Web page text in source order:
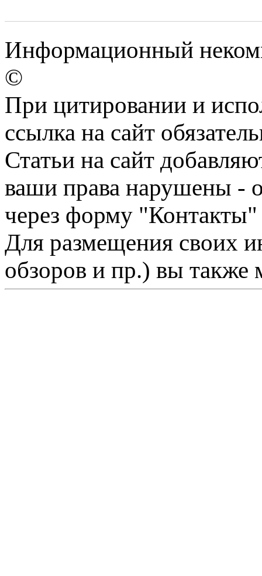
Информационный
©
При цитировании и
ссылка на сайт
Статьи на сайт
ваши права нарушены -
через форму "Контакты"
Для размещения своих
обзоров и пр.) вы также